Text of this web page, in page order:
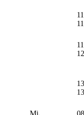
Mi,